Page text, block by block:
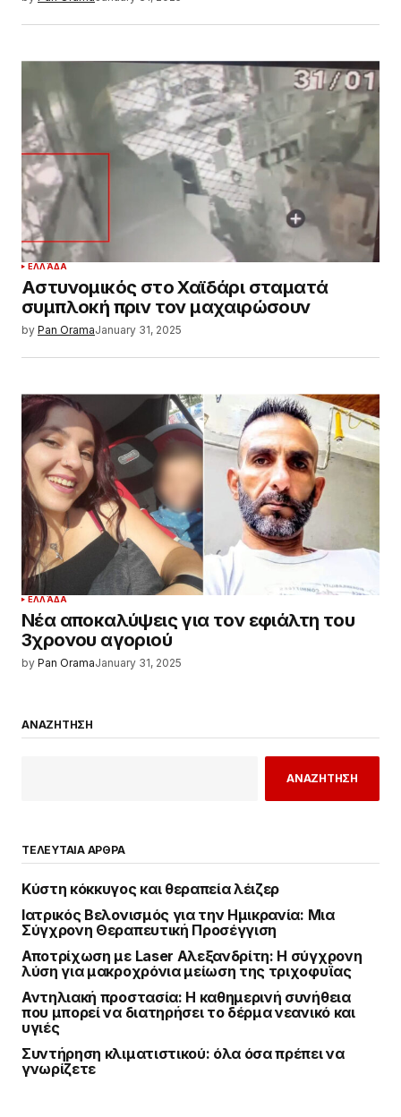
ΕΛΛΆΔΑ
Αστυνομικός στο Χαϊδάρι σταματά
συμπλοκή πριν τον μαχαιρώσουν
by Pan OramaJanuary 31, 2025
ΕΛΛΆΔΑ
Νέα αποκαλύψεις για τον εφιάλτη του
3χρονου αγοριού
by Pan OramaJanuary 31, 2025
ΑΝΑΖΗΤΗΣΗ
ΑΝΑΖΗΤΗΣΗ
ΤΕΛΕΥΤΑΙΑ ΑΡΘΡΑ
Κύστη κόκκυγος και θεραπεία λέιζερ
Ιατρικός Βελονισμός για την Ημικρανία: Μια
Σύγχρονη Θεραπευτική Προσέγγιση
Αποτρίχωση με Laser Αλεξανδρίτη: Η σύγχρονη
λύση για μακροχρόνια μείωση της τριχοφυΐας
Αντηλιακή προστασία: Η καθημερινή συνήθεια
που μπορεί να διατηρήσει το δέρμα νεανικό και
υγιές
Συντήρηση κλιματιστικού: όλα όσα πρέπει να
γνωρίζετε